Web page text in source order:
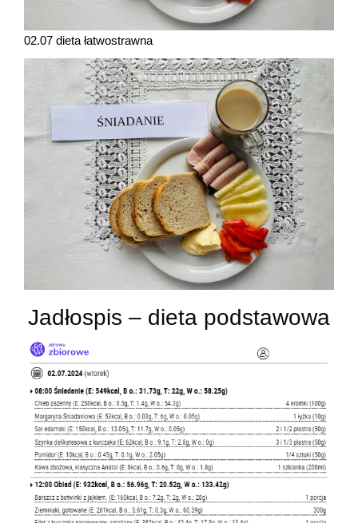
02.07 dieta łatwostrawna
Jadłospis – dieta podstawowa